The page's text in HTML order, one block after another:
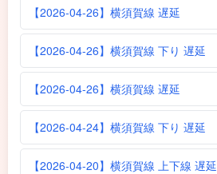
【2026-04-26】横須賀線 遅延
【2026-04-26】横須賀線 下り 遅延
【2026-04-26】横須賀線 遅延
【2026-04-24】横須賀線 下り 遅延
【2026-04-20】横須賀線 上下線 遅延